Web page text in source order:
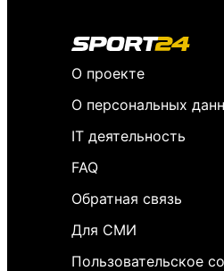
О проекте
О персональных
IT деятельность
FAQ
Обратная связь
Для СМИ
Пользовательское